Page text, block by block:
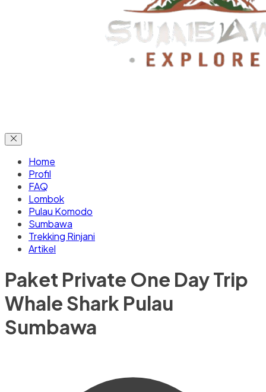
Home
Profil
FAQ
Lombok
Pulau Komodo
Sumbawa
Trekking Rinjani
Artikel
Paket Private One Day Trip
Whale Shark Pulau
Sumbawa